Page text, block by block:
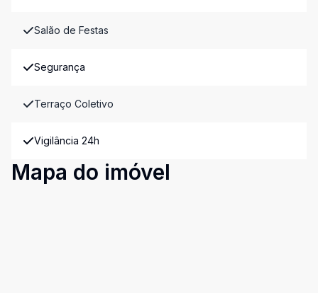
Salão de Festas
Segurança
Terraço Coletivo
Vigilância 24h
Mapa do imóvel